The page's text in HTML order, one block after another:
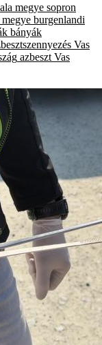
megye sopron
megye burgenlandi
bányák
Vas
azbeszt Vas